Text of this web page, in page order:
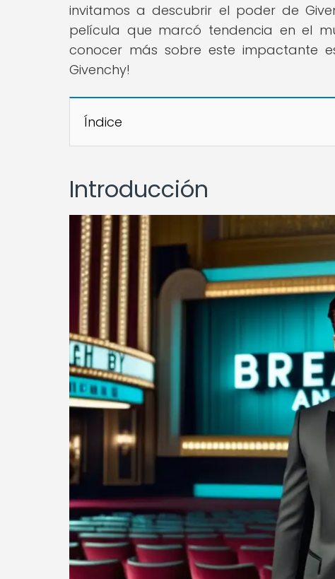
invitamos a descubrir el poder de
película que marcó tendencia en el
conocer más sobre este impactante
Givenchy!
Índice
Introducción